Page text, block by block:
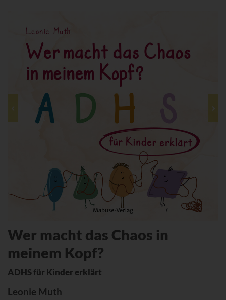
Wer macht das Chaos in
meinem Kopf?
ADHS für Kinder erklärt
Leonie Muth